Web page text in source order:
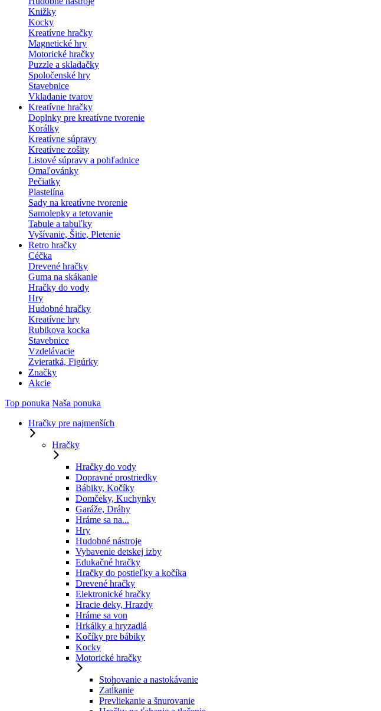
Knižky
Kocky
Kreatívne hračky
Magnetické hry
Motorické hračky
Puzzle a skladačky
Spoločenské hry
Stavebnice
Vkladanie tvarov
Kreatívne hračky
Doplnky pre kreatívne tvorenie
Korálky
Kreatívne súpravy
Kreatívne zošity
Listové súpravy a pohľadnice
Omaľovánky
Pečiatky
Plastelína
Sady na kreatívne tvorenie
Samolepky a tetovanie
Tabule a tabuľky
Vyšívanie, Šitie, Pletenie
Retro hračky
Céčka
Drevené hračky
Guma na skákanie
Hračky do vody
Hry
Hudobné hračky
Kreatívne hry
Rubikova kocka
Stavebnice
Vzdelávacie
Zvieratká, Figúrky
Značky
Akcie
Top ponuka Naša ponuka
Hračky pre najmenších
Hračky
Hračky do vody
Dopravné prostriedky
Bábiky, Kočíky
Domčeky, Kuchynky
Garáže, Dráhy
Hráme sa na...
Hry
Hudobné nástroje
Vybavenie detskej izby
Edukačné hračky
Hračky do postieľky a kočíka
Drevené hračky
Elektronické hračky
Hracie deky, Hrazdy
Hráme sa von
Hrkálky a hryzadlá
Kočíky pre bábiky
Kocky
Motorické hračky
Stohovanie a nastokávanie
Zatĺkanie
Prevliekanie a šnurovanie